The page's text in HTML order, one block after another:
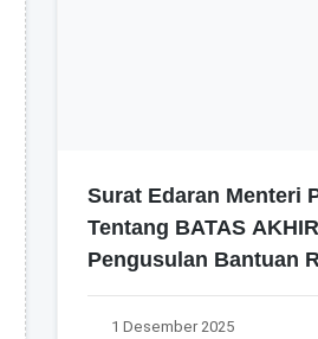
Surat Edaran Menteri
Tentang BATAS AKHIR
Pengusulan Bantuan
Sekolah Tahun 2026
Jenjang PAUD, TK,
1 Desember 2025